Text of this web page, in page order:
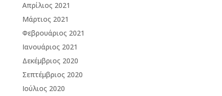
Απρίλιος 2021
Μάρτιος 2021
Φεβρουάριος 2021
Ιανουάριος 2021
Δεκέμβριος 2020
Σεπτέμβριος 2020
Ιούλιος 2020